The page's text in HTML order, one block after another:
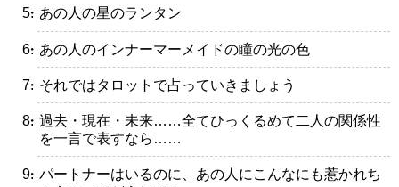
・あの人の星のランタン
・あの人のインナーマーメイドの瞳の光の色
・それではタロットで占っていきましょう
・過去・現在・未来……全てひっくるめて二人の関係性
を一言で表すなら……
・パートナーはいるのに、あの人にこんなにも惹かれち